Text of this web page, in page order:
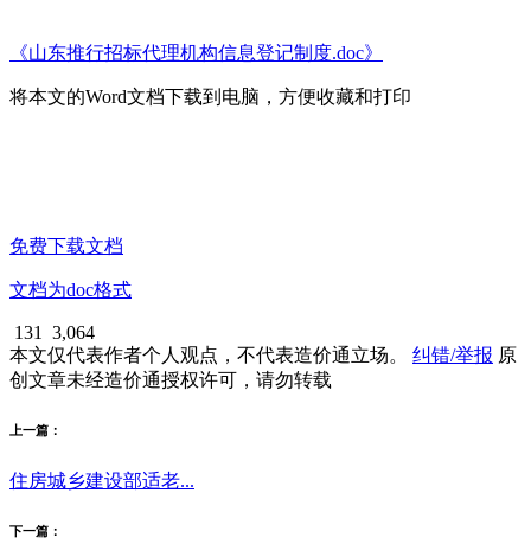
《山东推行招标代理机构信息登记制度.doc》
将本文的Word文档下载到电脑，方便收藏和打印
免费下载文档
文档为doc格式
131
3,064
本文仅代表作者个人观点，不代表造价通立场。 纠错/举报 原
创文章未经造价通授权许可，请勿转载
上一篇：
住房城乡建设部适老...
下一篇：